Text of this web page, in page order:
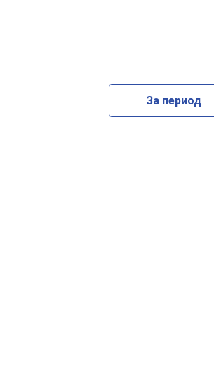
За период